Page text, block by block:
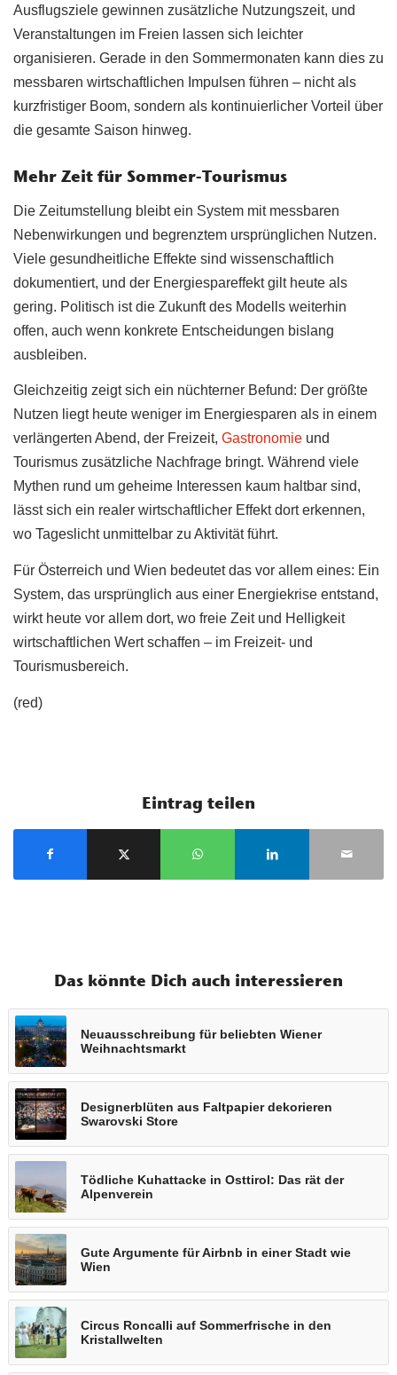
Ausflugsziele gewinnen zusätzliche Nutzungszeit, und
Veranstaltungen im Freien lassen sich leichter
organisieren. Gerade in den Sommermonaten kann dies zu
messbaren wirtschaftlichen Impulsen führen – nicht als
kurzfristiger Boom, sondern als kontinuierlicher Vorteil über
die gesamte Saison hinweg.
Mehr Zeit für Sommer-Tourismus
Die Zeitumstellung bleibt ein System mit messbaren
Nebenwirkungen und begrenztem ursprünglichen Nutzen.
Viele gesundheitliche Effekte sind wissenschaftlich
dokumentiert, und der Energiespareffekt gilt heute als
gering. Politisch ist die Zukunft des Modells weiterhin
offen, auch wenn konkrete Entscheidungen bislang
ausbleiben.
Gleichzeitig zeigt sich ein nüchterner Befund: Der größte
Nutzen liegt heute weniger im Energiesparen als in einem
verlängerten Abend, der Freizeit, Gastronomie und
Tourismus zusätzliche Nachfrage bringt. Während viele
Mythen rund um geheime Interessen kaum haltbar sind,
lässt sich ein realer wirtschaftlicher Effekt dort erkennen,
wo Tageslicht unmittelbar zu Aktivität führt.
Für Österreich und Wien bedeutet das vor allem eines: Ein
System, das ursprünglich aus einer Energiekrise entstand,
wirkt heute vor allem dort, wo freie Zeit und Helligkeit
wirtschaftlichen Wert schaffen – im Freizeit- und
Tourismusbereich.
(red)
Eintrag teilen
Das könnte Dich auch interessieren
Neuausschreibung für beliebten Wiener
Weihnachtsmarkt
Designerblüten aus Faltpapier dekorieren
Swarovski Store
Tödliche Kuhattacke in Osttirol: Das rät der
Alpenverein
Gute Argumente für Airbnb in einer Stadt wie
Wien
Circus Roncalli auf Sommerfrische in den
Kristallwelten